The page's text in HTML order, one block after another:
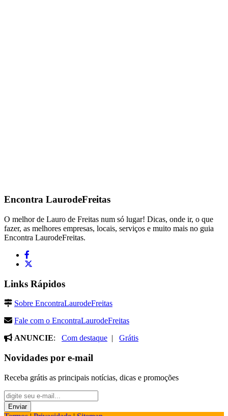
Encontra LaurodeFreitas
O melhor de Lauro de Freitas num só lugar! Dicas, onde ir, o que
fazer, as melhores empresas, locais, serviços e muito mais no guia
Encontra LaurodeFreitas.
Links Rápidos
Sobre EncontraLaurodeFreitas
Fale com o EncontraLaurodeFreitas
ANUNCIE: Com destaque | Grátis
Novidades por e-mail
Receba grátis as principais notícias, dicas e promoções